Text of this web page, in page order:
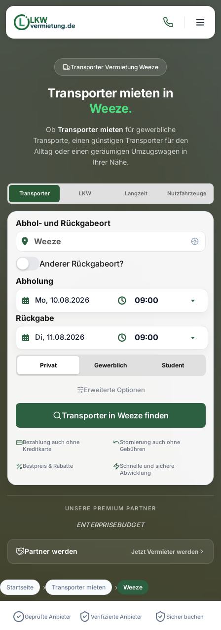
Transporter Vermietung Weeze
Transporter mieten in
Weeze.
Ob Transporter mieten für gewerbliche
Transporte, einen günstigen Transporter für den
Alltag oder einen geräumigen Umzugswagen in
Ihrer Nähe.
Transporter Vermietung
Transporter LKW Langzeit Nutzfahrzeuge
Abhol- und Rückgabeort
Anderer Rückgabeort?
Abholung
09:00
Rückgabe
09:00
Privat Gewerblich Student
Erweiterte Optionen
Transporter in Weeze finden
Bezahlung auch ohne
Kreditkarte
Stornierung auch ohne
Gebühren
Bestpreis & Rabatte
Schnelle und sichere
Abwicklung
UNSERE PREMIUM PARTNER
ENTERPRISEBUDGET
Partner werden Jetzt Vermieter werden
Startseite Transporter mieten Weeze
Geprüfte Anbieter Verifizierte Anbieter Sicher buchen